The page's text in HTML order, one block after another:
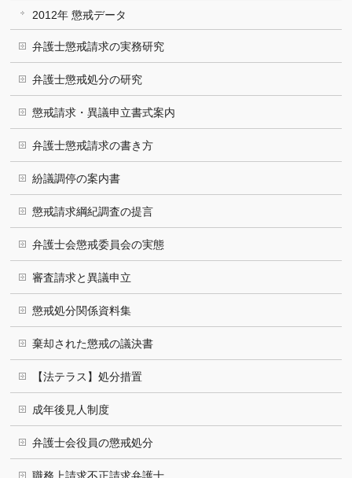
2012年 懲戒データ
弁護士懲戒請求の実務研究
弁護士懲戒処分の研究
懲戒請求・異議申立書式案内
弁護士懲戒請求の書き方
紛議調停の案内書
懲戒請求綱紀調査の提言
弁護士会懲戒委員会の実態
審査請求と異議申立
懲戒処分関係資料集
棄却された懲戒の議決書
【法テラス】処分措置
成年後見人制度
弁護士会役員の懲戒処分
職務上請求不正請求弁護士